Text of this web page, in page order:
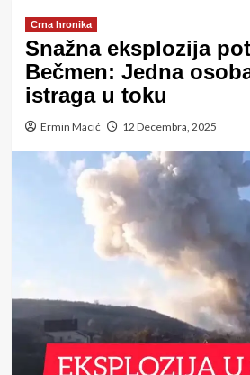
Crna hronika
Snažna eksplozija
Bečmen: Jedna
istraga u toku
Ermin Macić 12 Decembra, 2025